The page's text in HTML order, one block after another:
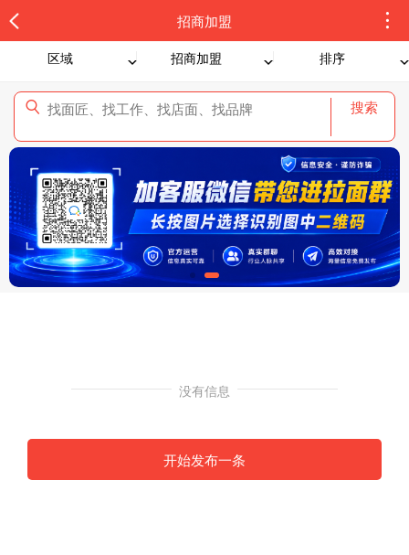
招商加盟
区域 招商加盟 排序
搜索
没有信息
开始发布一条